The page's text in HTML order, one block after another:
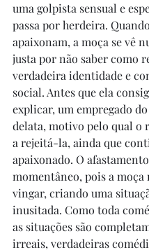
uma golpista sensual e
passa por herdeira.
apaixonam, a moça se vê
justa por não saber como
verdadeira identidade e
social. Antes que ela
explicar, um empregado
delata, motivo pelo qual o
a rejeitá-la, ainda que
apaixonado. O
momentâneo, pois a moça
vingar, criando uma
inusitada. Como toda
as situações são
irreais, verdadeiras